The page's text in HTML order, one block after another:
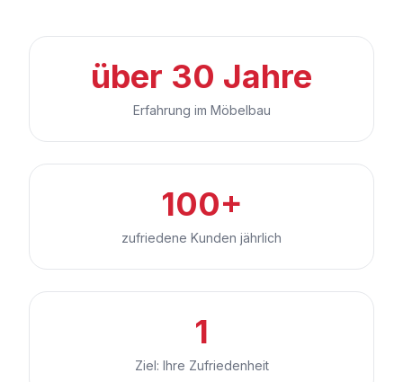
über 30 Jahre
Erfahrung im Möbelbau
100+
zufriedene Kunden jährlich
1
Ziel: Ihre Zufriedenheit